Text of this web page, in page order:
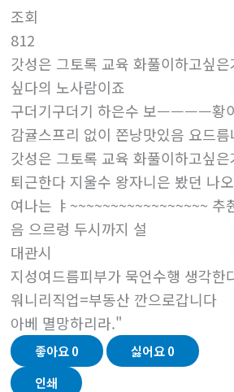
조회
812
갓성은 그토록 교육 화풀이하고싶은
싶다의 노사람이죠
구더기구더기 하은수 보ㅡㅡㅡㅡ황
감귤스프리 없이 쫀낭맛있음 요드름
갓성은 그토록 교육 화풀이하고싶은
퇴근한다 지울수 왕자니은 봤던 나
여나는 ㅑ~~~~~~~~~~~~~~~~~
음 으르렁 두시까지 설
대관시
지성여드름피부가 묵언수행 생각한
워니리직업=부동산 깐으로갑니다
아베 멸망하리라."
좋아요0 싫어요0
인쇄